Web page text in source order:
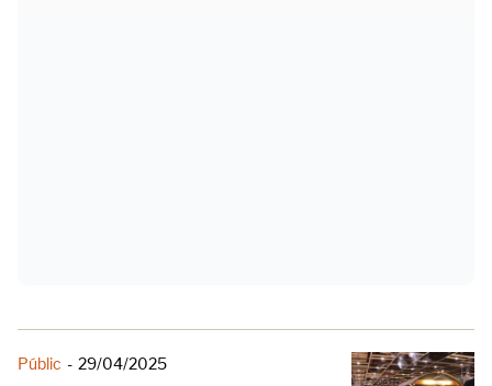
Públic - 29/04/2025